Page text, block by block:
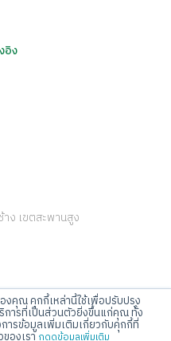
งคุณ คุกกี้เหล่านี้ใช้เพื่อปรับปรุง
ารที่เป็นส่วนตัวยิ่งขึ้นแก่คุณ ทั้ง
ารข้อมูลเพิ่มเติมเกี่ยวกับคุกกี้ที่
องเรากดดูข้อมูลเพิ่มเติม
อิง
ง เขตสะพานสูง